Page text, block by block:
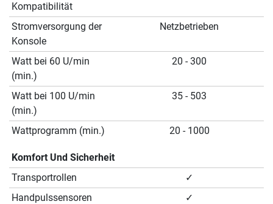
Kompatibilität
Stromversorgung der
Konsole
Netzbetrieben
Watt bei 60 U/min
(min.)
20 - 300
Watt bei 100 U/min
(min.)
35 - 503
Wattprogramm (min.) 20 - 1000
Komfort Und Sicherheit
Transportrollen
✓
Handpulssensoren
✓